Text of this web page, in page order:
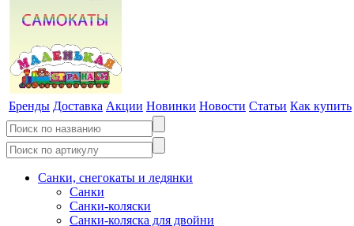
Бренды Доставка Акции Новинки Новости Статьи Как купить
Санки, снегокаты и ледянки
Санки
Санки-коляски
Санки-коляска для двойни